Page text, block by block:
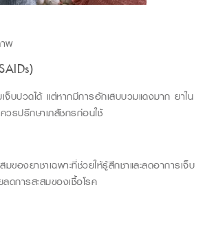
พ
บปวดได้ แต่หากมีการอักเสบบวมแดงมาก ยาใน
วรปรึกษาเภสัชกรก่อนใช้
องยาชาเฉพาะที่ช่วยให้รู้สึกชาและลดอาการเจ็บ
การสะสมของเชื้อโรค